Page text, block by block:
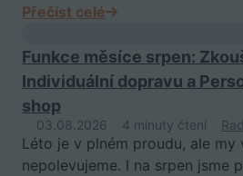
Přečíst celé
Funkce měsíce srpen:
Individuální dopravu a
shop
03.08.2026 4 minuty čtení
Léto je v plném proudu, ale my
nepolevujeme. I na srpen jsme